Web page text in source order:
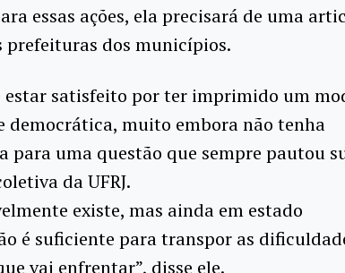
essas ações, ela precisará de uma
dos municípios.
estar satisfeito por ter imprimido um
democrática, muito embora não tenha
para uma questão que sempre pautou
da UFRJ.
existe, mas ainda em estado
é suficiente para transpor as
vai enfrentar”, disse ele.